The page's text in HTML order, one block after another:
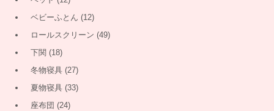
ベビーふとん (12)
ロールスクリーン (49)
下関 (18)
冬物寝具 (27)
夏物寝具 (33)
座布団 (24)